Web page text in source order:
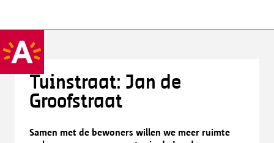
Tuinstraat: Jan de
Groofstraat
Samen met de bewoners willen we meer ruimte